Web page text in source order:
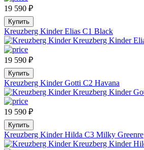
19 590 ₽
Купить
Kreuzberg Kinder Elias C1 Black
19 590 ₽
Купить
Kreuzberg Kinder Gotti C2 Havana
19 590 ₽
Купить
Kreuzberg Kinder Hilda C3 Milky Greenre